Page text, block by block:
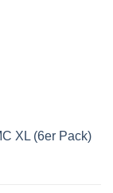
XL (6er Pack)